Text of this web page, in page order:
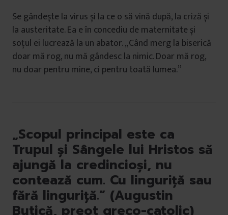
Se gândește la virus și la ce o să vină după, la criză și
la austeritate. Ea e în concediu de maternitate și
soțul ei lucrează la un abator. „Când merg la biserică
doar mă rog, nu mă gândesc la nimic. Doar mă rog,
nu doar pentru mine, ci pentru toată lumea.”
„Scopul principal este ca
Trupul și Sângele lui Hristos să
ajungă la credincioși, nu
contează cum. Cu linguriță sau
fără linguriță.” (Augustin
Butică, preot greco-catolic)